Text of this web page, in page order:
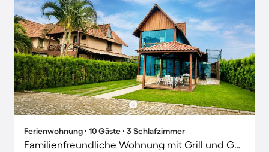
Ferienwohnung ∙ 10 Gäste ∙ 3 Schlafzimmer
Familienfreundliche Wohnung mit Grill und Garten | Gartenblick